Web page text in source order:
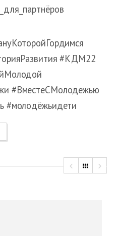
#КДМ22
#ВместеСМолодежью
#молодёжьидети